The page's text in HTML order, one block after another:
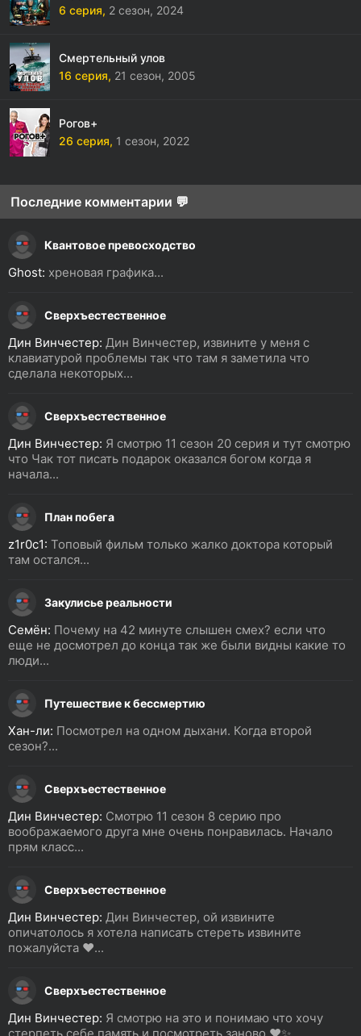
6 серия, 2 сезон, 2024
Смертельный улов
16 серия, 21 сезон, 2005
Рогов+
26 серия, 1 сезон, 2022
Последние комментарии 💬
Квантовое превосходство
Ghost: хреновая графика...
Сверхъестественное
Дин Винчестер: Дин Винчестер, извините у меня с
клавиатурой проблемы так что там я заметила что
сделала некоторых...
Сверхъестественное
Дин Винчестер: Я смотрю 11 сезон 20 серия и тут смотрю
что Чак тот писать подарок оказался богом когда я
начала...
План побега
z1r0c1: Топовый фильм только жалко доктора который
там остался...
Закулисье реальности
Семён: Почему на 42 минуте слышен смех? если что
еще не досмотрел до конца так же были видны какие то
люди...
Путешествие к бессмертию
Хан-ли: Посмотрел на одном дыхани. Когда второй
сезон?...
Сверхъестественное
Дин Винчестер: Смотрю 11 сезон 8 серию про
воображаемого друга мне очень понравилась. Начало
прям класс...
Сверхъестественное
Дин Винчестер: Дин Винчестер, ой извините
опичатолось я хотела написать стереть извините
пожалуйста ❤️...
Сверхъестественное
Дин Винчестер: Я смотрю на это и понимаю что хочу